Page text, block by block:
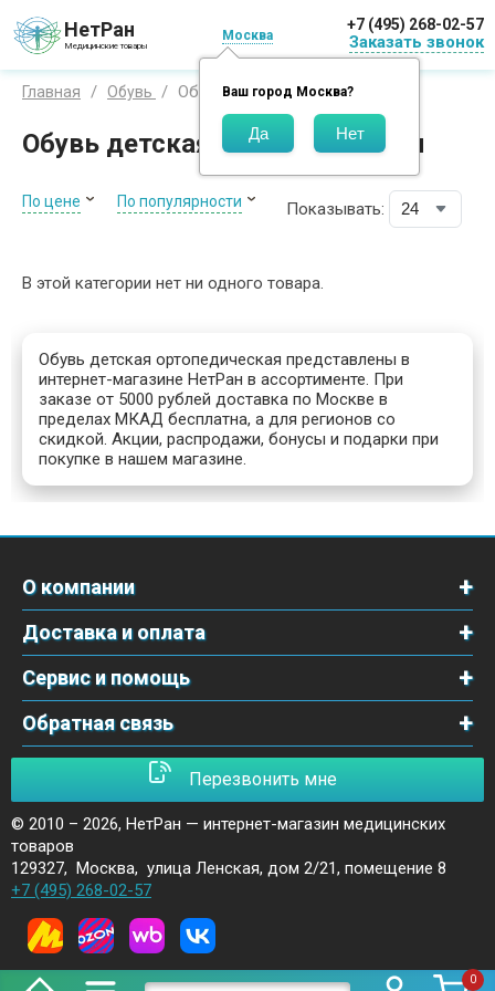
НетРан
Медицинские товары
Москва
Ваш город Москва?
+7 (495) 268-02-57
Заказать звонок
0
Главная Обувь Обувь для детей
Обувь детская ортопедическая
По цене По популярности Показывать:
В этой категории нет ни одного товара.
Обувь детская ортопедическая представлены в
интернет-магазине НетРан в ассортименте. При
заказе от 5000 рублей доставка по Москве в
пределах МКАД бесплатна, а для регионов со
скидкой. Акции, распродажи, бонусы и подарки при
покупке в нашем магазине.
О компании
Доставка и оплата
Сервис и помощь
Обратная связь
Перезвонить мне
© 2010 – 2026, НетРан — интернет-магазин медицинских
товаров
129327, Москва, улица Ленская, дом 2/21, помещение 8
+7 (495) 268-02-57